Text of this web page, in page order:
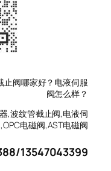
止阀哪家好？电液伺服
阀怎么样？
,波纹管截止阀,电液伺
电磁阀,AST电磁阀
/13547043399